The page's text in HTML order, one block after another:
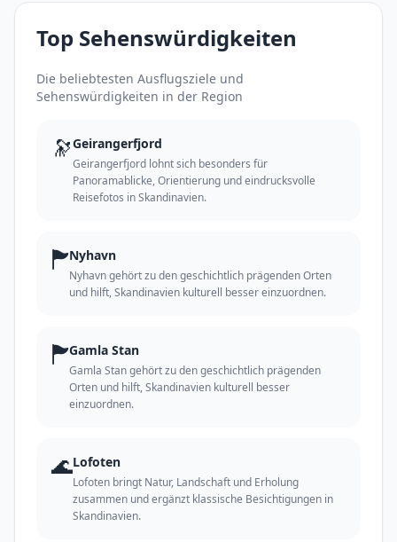
Top Sehenswürdigkeiten
Die beliebtesten Ausflugsziele und
Sehenswürdigkeiten in der Region
🔭Geirangerfjord
Geirangerfjord lohnt sich besonders für
Panoramablicke, Orientierung und eindrucksvolle
Reisefotos in Skandinavien.
🏲Nyhavn
Nyhavn gehört zu den geschichtlich prägenden Orten
und hilft, Skandinavien kulturell besser einzuordnen.
🏲Gamla Stan
Gamla Stan gehört zu den geschichtlich prägenden
Orten und hilft, Skandinavien kulturell besser
einzuordnen.
🌊Lofoten
Lofoten bringt Natur, Landschaft und Erholung
zusammen und ergänzt klassische Besichtigungen in
Skandinavien.